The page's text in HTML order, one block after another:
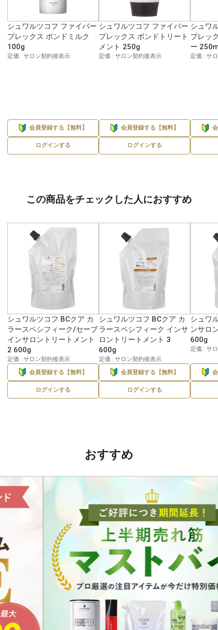
シュワルツコフ ファイバー
プレックス ボンドミルク
100g
定価 : サロン契約後表示
会員登録する【無料】
ログインする
シュワルツコフ ファイバー
プレックス ボンドトリート
メント 250g
定価 : サロン契約後表示
会員登録する【無料】
ログインする
シュワ
プレッ
ー
定価 : サ
この商品をチェックした人におすすめ
シュワルツコフ BCクア カ
ラースペシフィーク/セーブ
インサロントリートメント
2 600g
定価 : サロン契約後表示
会員登録する【無料】
ログインする
シュワルツコフ BCクア カ
ラースペシフィーク インサ
ロントリートメント 3
600g
定価 : サロン契約後表示
会員登録する【無料】
ログインする
シュワ
ンサロ
600g
定価 : サ
おすすめ